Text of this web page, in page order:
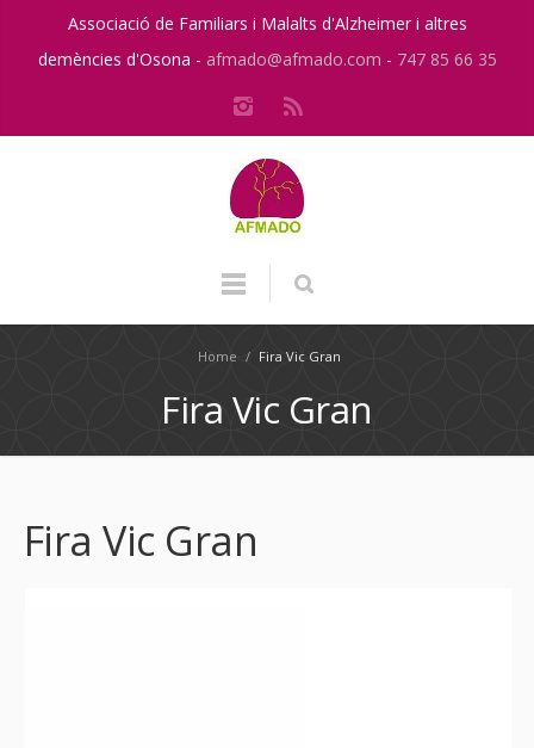
Associació de Familiars i Malalts d'Alzheimer i altres
demències d'Osona - afmado@afmado.com - 747 85 66 35
Home / Fira Vic Gran
Fira Vic Gran
Fira Vic Gran